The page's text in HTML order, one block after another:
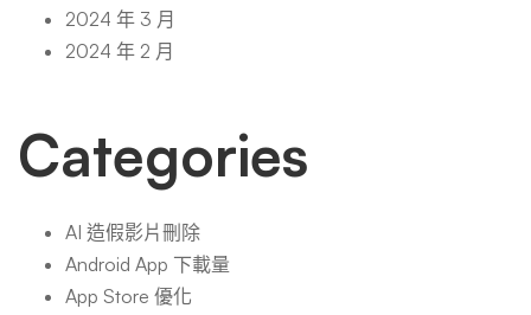
2024 年 3 月
2024 年 2 月
Categories
AI 造假影片刪除
Android App 下載量
App Store 優化